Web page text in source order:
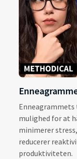
mulighed for at
minimerer
reducerer
produktiviteten.